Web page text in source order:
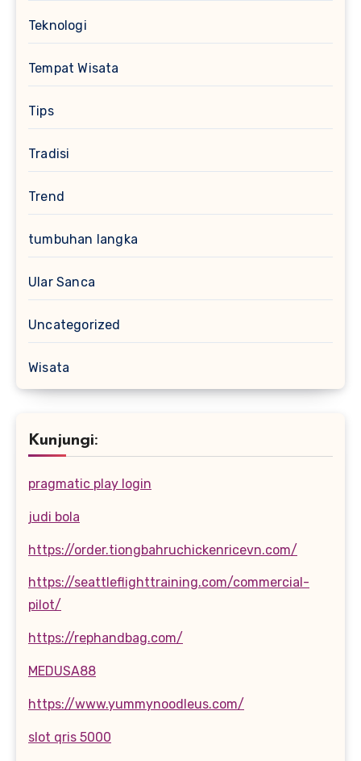
Teknologi
Tempat Wisata
Tips
Tradisi
Trend
tumbuhan langka
Ular Sanca
Uncategorized
Wisata
Kunjungi:
pragmatic play login
judi bola
https://order.tiongbahruchickenricevn.com/
https://seattleflighttraining.com/commercial-
pilot/
https://rephandbag.com/
MEDUSA88
https://www.yummynoodleus.com/
slot qris 5000